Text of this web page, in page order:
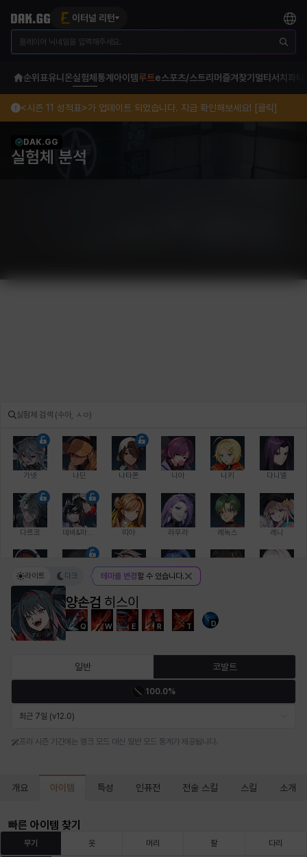
이터널 리턴
순위표유니온실험체 통계 아이템루트e스포츠/스트리머 즐겨찾기 멀티서치 파티
<시즌 11 성적표>가 업데이트 되었습니다. 지금 확인해보세요! [클릭]
DAK.GG
실험체 분석
가넷 나딘 나타폰 니아 니키 다니엘
다르코 띠아 라우라 레녹스 레니
레온 루크 르노어
바바라 버니스 블레어 비앙카 비형 샬럿
양손검 히스이
Q W E R T D
라이트 다크 테마를 변경할 수 있습니다.
일반 코발트
100.0%
최근 7일 (v12.0)
프리 시즌 기간에는 랭크 모드 대신 일반 모드 통계가 제공됩니다.
개요 아이템 특성 인퓨전 전술 스킬 스킬 소개
빠른 아이템 찾기
무기 옷 머리 팔 다리